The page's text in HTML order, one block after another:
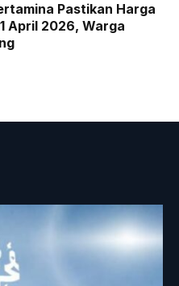
Pastikan Harga
April 2026, Warga